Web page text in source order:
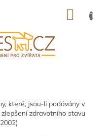
které, jsou-li podávány v
zdravotního stavu